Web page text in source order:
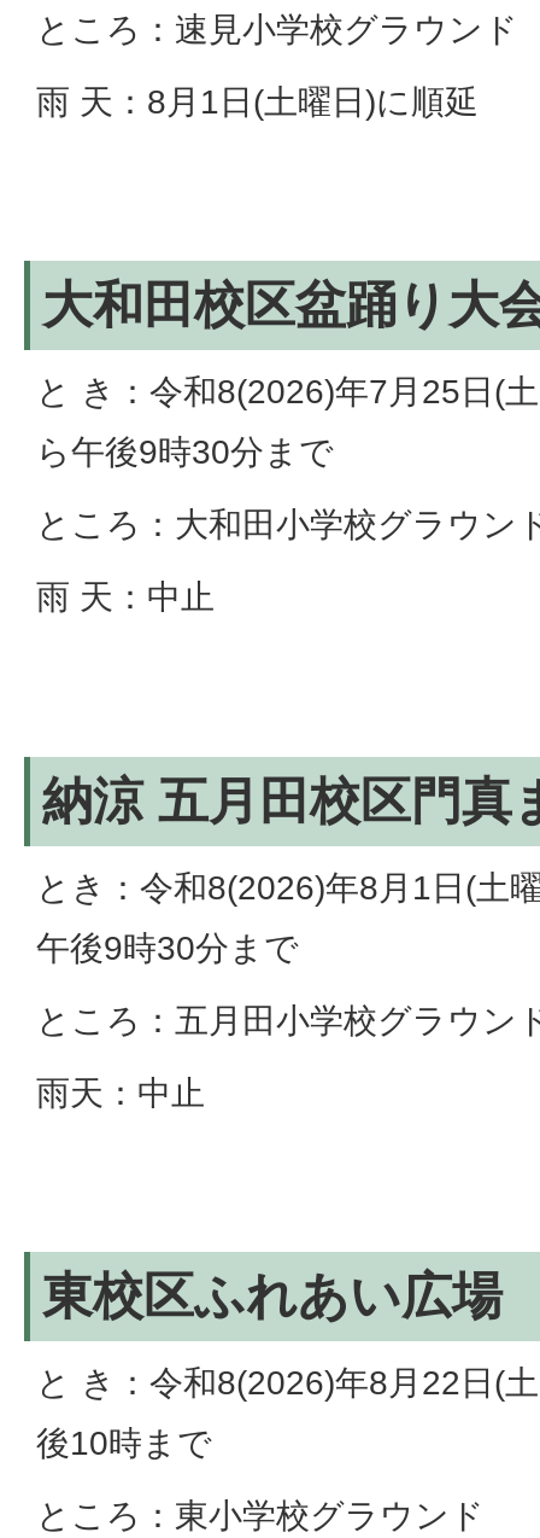
ところ：速見小学校グラウンド
雨 天：8月1日(土曜日)に順延
大和田校区盆踊り大
と き：令和8(2026)年7月25日(
ら午後9時30分まで
ところ：大和田小学校グラウン
雨 天：中止
納涼 五月田校区門真
とき：令和8(2026)年8月1日(土
午後9時30分まで
ところ：五月田小学校グラウン
雨天：中止
東校区ふれあい広場
と き：令和8(2026)年8月22日(
後10時まで
ところ：東小学校グラウンド